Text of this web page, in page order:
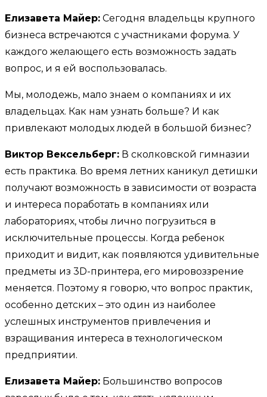
Елизавета Майер: Сегодня владельцы крупного
бизнеса встречаются с участниками форума. У
каждого желающего есть возможность задать
вопрос, и я ей воспользовалась.
Мы, молодежь, мало знаем о компаниях и их
владельцах. Как нам узнать больше? И как
привлекают молодых людей в большой бизнес?
Виктор Вексельберг: В сколковской гимназии
есть практика. Во время летних каникул детишки
получают возможность в зависимости от возраста
и интереса поработать в компаниях или
лабораториях, чтобы лично погрузиться в
исключительные процессы. Когда ребенок
приходит и видит, как появляются удивительные
предметы из 3D-принтера, его мировоззрение
меняется. Поэтому я говорю, что вопрос практик,
особенно детских – это один из наиболее
услешных инструментов привлечения и
взращивания интереса в технологическом
предприятии.
Елизавета Майер: Большинство вопросов